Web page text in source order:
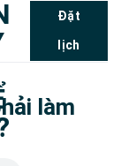
Đặt
lịch
làm